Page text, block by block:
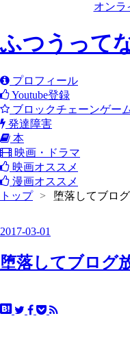
オンラ
ふつうって
プロフィール
Youtube登録
ブロックチェーンゲー
発達障害
本
映画・ドラマ
映画オススメ
漫画オススメ
トップ
> 堕落してブロ
2017-03-01
堕落してブログ